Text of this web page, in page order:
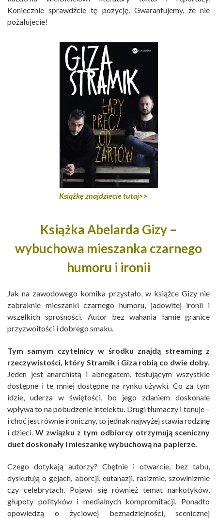
Koniecznie sprawdźcie tę pozycję. Gwarantujemy, że nie
pożałujecie!
Książkę znajdziecie tutaj>>
Książka Abelarda Gizy –
wybuchowa mieszanka czarnego
humoru i ironii
Jak na zawodowego komika przystało, w książce Gizy nie
zabraknie mieszanki czarnego humoru, jadowitej ironii i
wszelkich sprośności. Autor bez wahania łamie granice
przyzwoitości i dobrego smaku.
Tym samym czytelnicy w środku znajdą streaming z
rzeczywistości, który Stramik i Giza robią co dwie doby.
Jeden jest anarchistą i abnegatem, testującym wszystkie
dostępne i te mniej dostępne na rynku używki. Co za tym
idzie, uderza w świętości, bo jego zdaniem doskonale
wpływa to na pobudzenie intelektu. Drugi tłumaczy i tonuje –
i choć jest równie ironiczny, to jednak najwyżej stawia rodzinę
i dzieci. W związku z tym odbiorcy otrzymują sceniczny
duet doskonały i mieszankę wybuchową na papierze.
Czego dotykają autorzy? Chętnie i otwarcie, bez tabu,
dyskutują o gejach, aborcji, eutanazji, rasizmie, szowinizmie
czy celebrytach. Pojawi się również temat narkotyków,
głupoty polityków i medialnych kompromitacji. Ponadto
opowiedzą o życiowej beznadziejności, scenicznej